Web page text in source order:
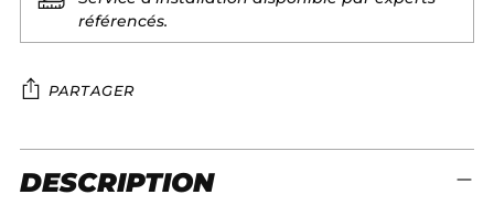
référencés.
PARTAGER
A
Ajouter
un
DESCRIPTION